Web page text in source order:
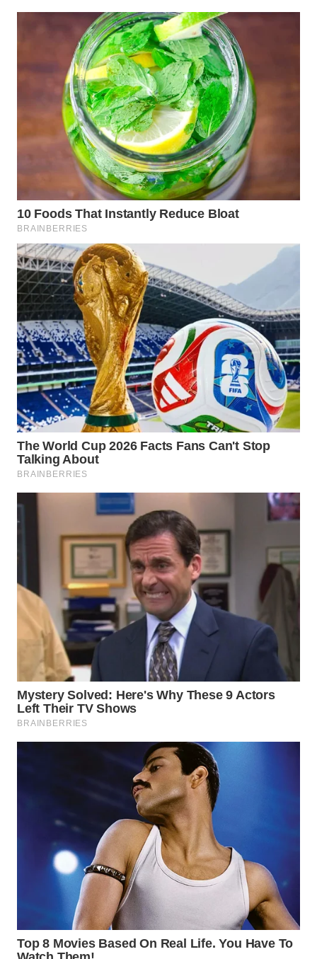
GORONTALO
WN
MALUKU
MALUT
WN
DAIRI
WN
DANAU
TOBA
WN
NIAS
WN
LANGKAT
WN
TAPANULI
SELATAN
LESUNG
WN
SIMALUNGUN
WN
LABUHANBATU
WN
TAPANULI
SERDANG
TEBING
TINGGI
PAKPAK